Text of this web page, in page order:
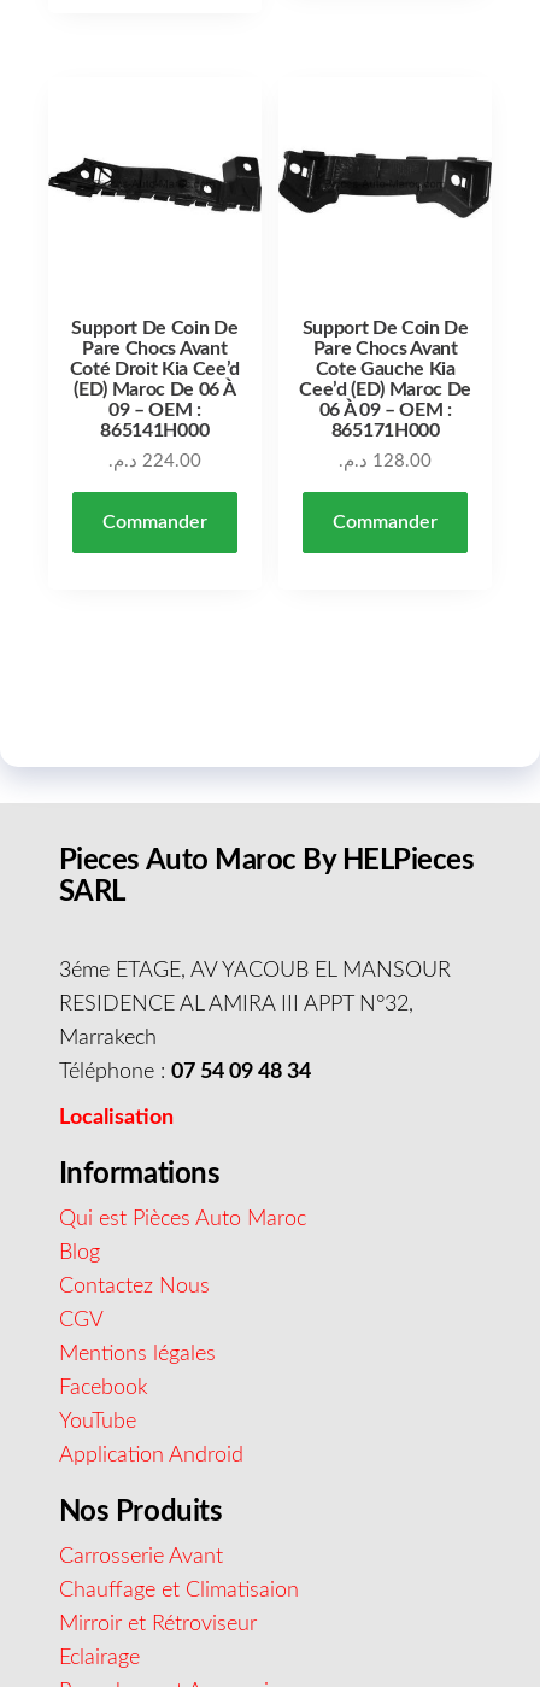
Support De Coin De
Pare Chocs Avant
Coté Droit Kia Cee’d
(ED) Maroc De 06 À
09 – OEM :
865141H000
224.00 د.م.
Commander
Support De Coin De
Pare Chocs Avant
Cote Gauche Kia
Cee’d (ED) Maroc De
06 À 09 – OEM :
865171H000
128.00 د.م.
Commander
Pieces Auto Maroc By HELPieces
SARL
3éme ETAGE, AV YACOUB EL MANSOUR
RESIDENCE AL AMIRA III APPT N°32,
Marrakech
Téléphone : 07 54 09 48 34
Localisation
Informations
Qui est Pièces Auto Maroc
Blog
Contactez Nous
CGV
Mentions légales
Facebook
YouTube
Application Android
Nos Produits
Carrosserie Avant
Chauffage et Climatisaion
Mirroir et Rétroviseur
Eclairage